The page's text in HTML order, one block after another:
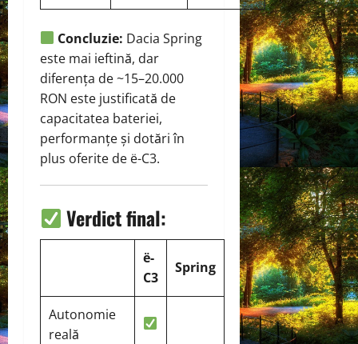
Concluzie: Dacia Spring
este mai ieftină, dar
diferența de ~15–20.000
RON este justificată de
capacitatea bateriei,
performanțe și dotări în
plus oferite de ë-C3.
Verdict final:
ë-
C3
Spring
Autonomie
reală